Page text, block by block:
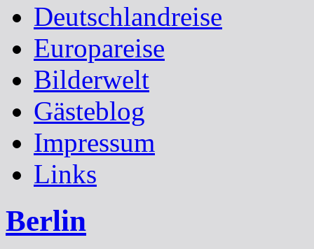
Deutschlandreise
Europareise
Bilderwelt
Gästeblog
Impressum
Links
Berlin